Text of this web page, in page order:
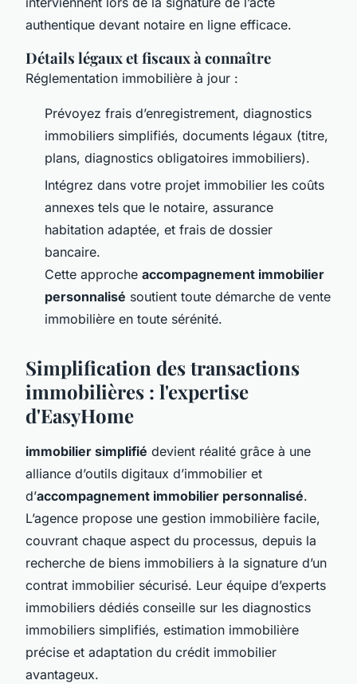
authentique devant notaire en ligne efficace.
Détails légaux et fiscaux à connaître
Réglementation immobilière à jour :
Prévoyez frais d’enregistrement, diagnostics
immobiliers simplifiés, documents légaux (titre,
plans, diagnostics obligatoires immobiliers).
Intégrez dans votre projet immobilier les coûts
annexes tels que le notaire, assurance
habitation adaptée, et frais de dossier
bancaire.
Cette approche accompagnement immobilier
personnalisé soutient toute démarche de vente
immobilière en toute sérénité.
Simplification des transactions
immobilières : l'expertise
d'EasyHome
immobilier simplifié devient réalité grâce à une
alliance d’outils digitaux d’immobilier et
d’accompagnement immobilier personnalisé.
L’agence propose une gestion immobilière facile,
couvrant chaque aspect du processus, depuis la
recherche de biens immobiliers à la signature d’un
contrat immobilier sécurisé. Leur équipe d’experts
immobiliers dédiés conseille sur les diagnostics
immobiliers simplifiés, estimation immobilière
précise et adaptation du crédit immobilier
avantageux.